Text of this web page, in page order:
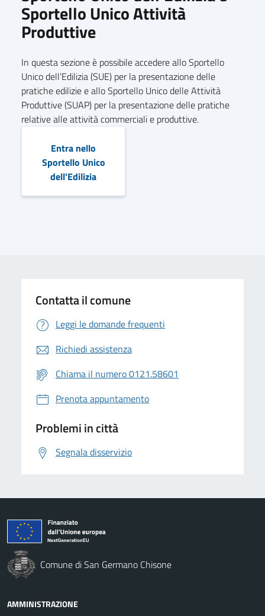
Sportello Unico Attività
Produttive
In questa sezione è possibile accedere allo Sportello
Unico dell’Edilizia (SUE) per la presentazione delle
pratiche edilizie e allo Sportello Unico delle Attività
Produttive (SUAP) per la presentazione delle pratiche
relative alle attività commerciali e produttive.
Entra nello
Sportello Unico
dell'Edilizia
Contatta il comune
Leggi le domande frequenti
Richiedi assistenza
Chiama il numero 0121.58601
Prenota appuntamento
Problemi in città
Segnala disservizio
Comune di San Germano Chisone
AMMINISTRAZIONE